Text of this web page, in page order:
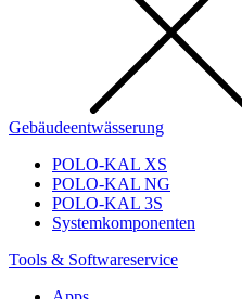
Gebäudeentwässerung
POLO-KAL XS
POLO-KAL NG
POLO-KAL 3S
Systemkomponenten
Tools & Softwareservice